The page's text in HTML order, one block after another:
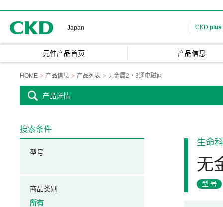
Japan CKD plus
元件产品首页 产品信息
HOME 产品信息 产品列表 无金属2・3通电磁阀
产品详情
生命
无
型号
搜索条件
型号
商品类别
所有